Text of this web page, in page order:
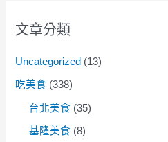
文章分類
Uncategorized (13)
吃美食 (338)
台北美食 (35)
基隆美食 (8)